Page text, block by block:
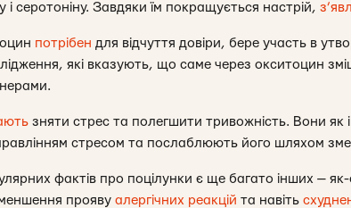
серотоніну. Завдяки їм покращується настрій,
потрібен для відчуття довіри, бере участь в
які вказують, що саме через окситоцин
зняти стрес та полегшити тривожність. Вони як
стресом та послаблюють його шляхом
фактів про поцілунки є ще багато інших —
прояву алергічних реакцій та навіть